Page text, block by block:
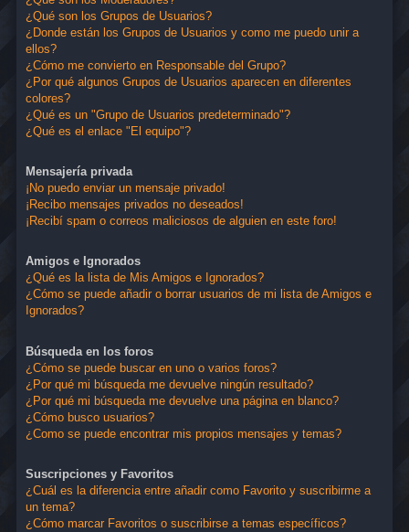
¿Qué son los Grupos de Usuarios?
¿Donde están los Grupos de Usuarios y como me puedo unir a
ellos?
¿Cómo me convierto en Responsable del Grupo?
¿Por qué algunos Grupos de Usuarios aparecen en diferentes
colores?
¿Qué es un "Grupo de Usuarios predeterminado"?
¿Qué es el enlace "El equipo"?
Mensajería privada
¡No puedo enviar un mensaje privado!
¡Recibo mensajes privados no deseados!
¡Recibí spam o correos maliciosos de alguien en este foro!
Amigos e Ignorados
¿Qué es la lista de Mis Amigos e Ignorados?
¿Cómo se puede añadir o borrar usuarios de mi lista de Amigos e
Ignorados?
Búsqueda en los foros
¿Cómo se puede buscar en uno o varios foros?
¿Por qué mi búsqueda me devuelve ningún resultado?
¿Por qué mi búsqueda me devuelve una página en blanco?
¿Cómo busco usuarios?
¿Como se puede encontrar mis propios mensajes y temas?
Suscripciones y Favoritos
¿Cuál es la diferencia entre añadir como Favorito y suscribirme a
un tema?
¿Cómo marcar Favoritos o suscribirse a temas específicos?